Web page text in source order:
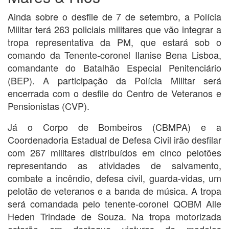
Ainda sobre o desfile de 7 de setembro, a Polícia
Militar terá 263 policiais militares que vão integrar a
tropa representativa da PM, que estará sob o
comando da Tenente-coronel Ilanise Bena Lisboa,
comandante do Batalhão Especial Penitenciário
(BEP). A participação da Polícia Militar será
encerrada com o desfile do Centro de Veteranos e
Pensionistas (CVP).
Já o Corpo de Bombeiros (CBMPA) e a
Coordenadoria Estadual de Defesa Civil irão desfilar
com 267 militares distribuídos em cinco pelotões
representando as atividades de salvamento,
combate a incêndio, defesa civil, guarda-vidas, um
pelotão de veteranos e a banda de música. A tropa
será comandada pelo tenente-coronel QOBM Alle
Heden Trindade de Souza. Na tropa motorizada